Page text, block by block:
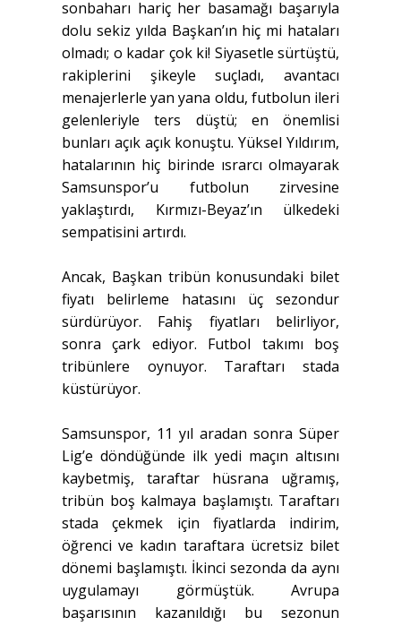
sonbaharı hariç her basamağı başarıyla
dolu sekiz yılda Başkan’ın hiç mi hataları
olmadı; o kadar çok ki! Siyasetle sürtüştü,
rakiplerini şikeyle suçladı, avantacı
menajerlerle yan yana oldu, futbolun ileri
gelenleriyle ters düştü; en önemlisi
bunları açık açık konuştu. Yüksel Yıldırım,
hatalarının hiç birinde ısrarcı olmayarak
Samsunspor’u futbolun zirvesine
yaklaştırdı, Kırmızı-Beyaz’ın ülkedeki
sempatisini artırdı.
Ancak, Başkan tribün konusundaki bilet
fiyatı belirleme hatasını üç sezondur
sürdürüyor. Fahiş fiyatları belirliyor,
sonra çark ediyor. Futbol takımı boş
tribünlere oynuyor. Taraftarı stada
küstürüyor.
Samsunspor, 11 yıl aradan sonra Süper
Lig’e döndüğünde ilk yedi maçın altısını
kaybetmiş, taraftar hüsrana uğramış,
tribün boş kalmaya başlamıştı. Taraftarı
stada çekmek için fiyatlarda indirim,
öğrenci ve kadın taraftara ücretsiz bilet
dönemi başlamıştı. İkinci sezonda da aynı
uygulamayı görmüştük. Avrupa
başarısının kazanıldığı bu sezonun